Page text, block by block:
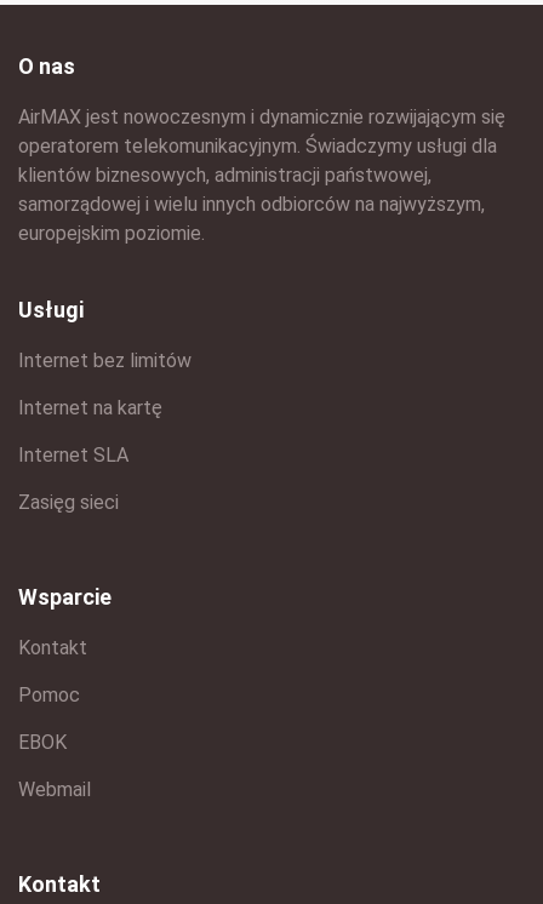
O nas
AirMAX jest nowoczesnym i dynamicznie rozwijającym się
operatorem telekomunikacyjnym. Świadczymy usługi dla
klientów biznesowych, administracji państwowej,
samorządowej i wielu innych odbiorców na najwyższym,
europejskim poziomie.
Usługi
Internet bez limitów
Internet na kartę
Internet SLA
Zasięg sieci
Wsparcie
Kontakt
Pomoc
EBOK
Webmail
Kontakt